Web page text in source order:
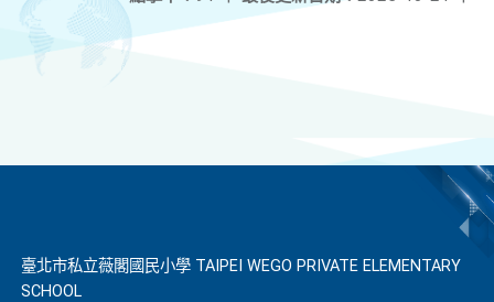
臺北市私立薇閣國民小學 TAIPEI WEGO PRIVATE ELEMENTARY
SCHOOL